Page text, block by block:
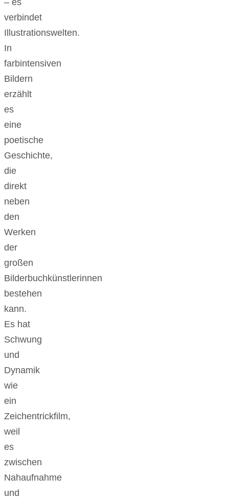
– es
verbindet
Illustrationswelten.
In
farbintensiven
Bildern
erzählt
es
eine
poetische
Geschichte,
die
direkt
neben
den
Werken
der
großen
Bilderbuchkünstlerinnen
bestehen
kann.
Es hat
Schwung
und
Dynamik
wie
ein
Zeichentrickfilm,
weil
es
zwischen
Nahaufnahme
und